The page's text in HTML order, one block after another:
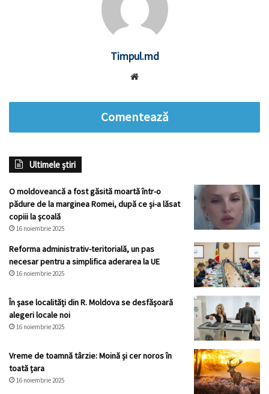
Timpul.md
Comentează
Ultimele știri
O moldoveancă a fost găsită moartă într-o
pădure de la marginea Romei, după ce și-a lăsat
copiii la școală
16 noiembrie 2025
Reforma administrativ-teritorială, un pas
necesar pentru a simplifica aderarea la UE
16 noiembrie 2025
În șase localități din R. Moldova se desfășoară
alegeri locale noi
16 noiembrie 2025
Vreme de toamnă târzie: Moină și cer noros în
toată țara
16 noiembrie 2025